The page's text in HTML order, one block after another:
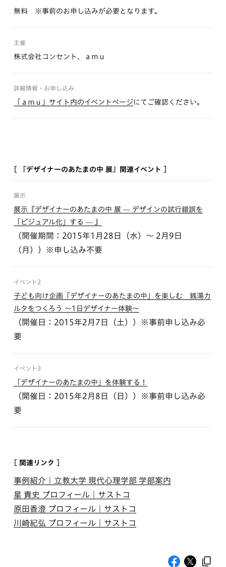
無料 ※事前のお申し込みが必要となります。
主催
株式会社コンセント、ａｍｕ
詳細情報・お申し込み
「ａｍｕ」サイト内のイベントページにてご確認ください。
[ 『デザイナーのあたまの中 展』関連イベント ]
展示
展示『デザイナーのあたまの中 展 — デザインの試行錯誤を
「ビジュアル化」する — 』
（開催期間：2015年1月28日（水）〜 2月9日
（月））※申し込み不要
イベント2
子ども向け企画「デザイナーのあたまの中」を楽しむ 銭湯カ
ルタをつくろう 〜1日デザイナー体験〜
（開催日：2015年2月7日（土））※事前申し込み必
要
イベント3
「デザイナーのあたまの中」を体験する！
（開催日：2015年2月8日（日））※事前申し込み必
要
[ 関連リンク ]
事例紹介｜立教大学 現代心理学部 学部案内
星 貴史 プロフィール｜サストコ
原田香澄 プロフィール｜サストコ
川崎紀弘 プロフィール｜サストコ